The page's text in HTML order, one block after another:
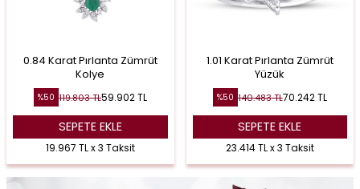
0.84 Karat Pırlanta Zümrüt
Kolye
%50 119.803TL59.902TL
SEPETE EKLE
19.967 TL x 3 Taksit
1.01 Karat Pırlanta Zümrüt
Yüzük
%50 140.483TL70.242TL
SEPETE EKLE
23.414 TL x 3 Taksit